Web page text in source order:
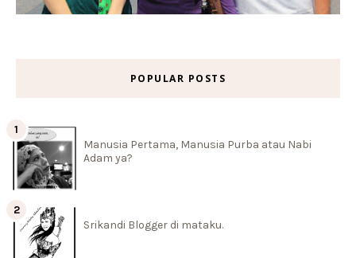
POPULAR POSTS
Manusia Pertama, Manusia Purba atau Nabi
Adam ya?
Srikandi Blogger di mataku.